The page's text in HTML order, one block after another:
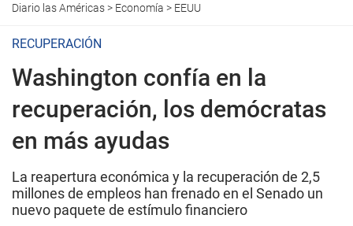
Diario las Américas> Economía > EEUU
RECUPERACIÓN
Washington confía en la
recuperación, los demócratas
en más ayudas
La reapertura económica y la recuperación de 2,5
millones de empleos han frenado en el Senado un
nuevo paquete de estímulo financiero